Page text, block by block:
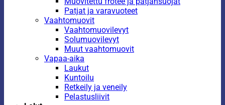
Patjat ja varavuoteet
Vaahtomuovit
Vaahtomuovilevyt
Solumuovilevyt
Muut vaahtomuovit
Vapaa-aika
Laukut
Kuntoilu
Retkeily ja veneily
Pelastusliivit